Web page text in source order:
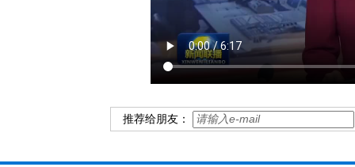
推荐给朋友：